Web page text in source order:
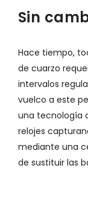
Sin
Hace tiempo,
de cuarzo
intervalos
vuelco a este
una tecnología
relojes
mediante una
de sustituir las